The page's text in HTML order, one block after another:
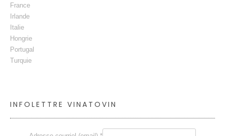
France
Irlande
Italie
Hongrie
Portugal
Turquie
INFOLETTRE VINATOVIN